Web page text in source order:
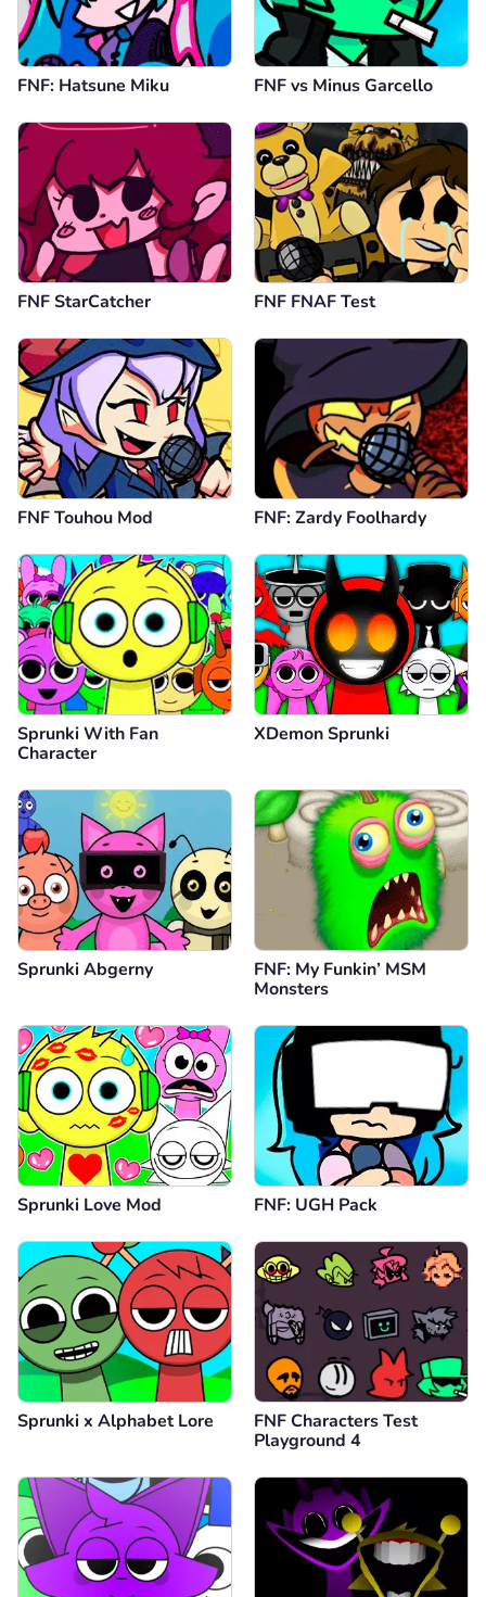
FNF: Hatsune Miku FNF vs Minus Garcello
FNF StarCatcher FNF FNAF Test
FNF Touhou Mod FNF: Zardy Foolhardy
Sprunki With Fan
Character
XDemon Sprunki
Sprunki Abgerny
FNF: My Funkin’ MSM
Monsters
Sprunki Love Mod FNF: UGH Pack
Sprunki x Alphabet Lore
FNF Characters Test
Playground 4